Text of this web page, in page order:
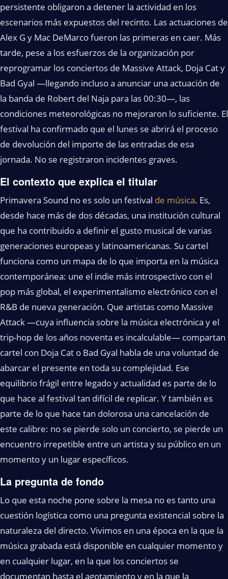
persistente obligaron a detener la actividad en los
escenarios más expuestos del recinto. Las actuaciones de
Alex G y Mac DeMarco fueron las primeras en caer. Más
tarde, pese a los esfuerzos de la organización por
reprogramar los conciertos de Massive Attack, Doja Cat y
Bad Gyal —llegando incluso a anunciar una actuación de
la banda de Robert del Naja para las 00:30—, las
condiciones meteorológicas no mejoraron lo suficiente. El
festival ha confirmado que el lunes se abrirá el proceso
de devolución del importe de las entradas de esa
jornada. No se registraron incidentes graves.
El contexto que explica el titular
Primavera Sound no es solo un festival de música. Es,
desde hace más de dos décadas, una institución cultural
que ha contribuido a definir el gusto musical de varias
generaciones europeas y latinoamericanas. Su cartel
funciona como un mapa de lo que importa en la música
contemporánea: une el indie más introspectivo con el
pop más global, el experimentalismo electrónico con el
R&B de nueva generación. Que artistas como Massive
Attack —cuya influencia sobre la música electrónica y el
trip-hop de los años noventa es incalculable— compartan
cartel con Doja Cat o Bad Gyal habla de una voluntad de
abarcar el presente en toda su complejidad. Ese
equilibrio frágil entre legado y actualidad es parte de lo
que hace al festival tan difícil de replicar. Y también es
parte de lo que hace tan dolorosa una cancelación de
este calibre: no se pierde solo un concierto, se pierde un
encuentro irrepetible entre un artista y su público en un
momento y un lugar específicos.
La pregunta de fondo
Lo que esta noche pone sobre la mesa no es tanto una
cuestión logística como una pregunta existencial sobre la
naturaleza del directo. Vivimos en una época en la que la
música grabada está disponible en cualquier momento y
en cualquier lugar, en la que los conciertos se
documentan hasta el agotamiento y en la que la